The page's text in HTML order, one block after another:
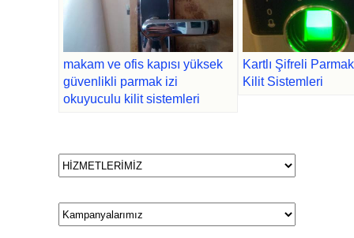
makam ve ofis kapısı yüksek
güvenlikli parmak izi
okuyuculu kilit sistemleri
Kartlı Şifreli
Kilit Sistemleri